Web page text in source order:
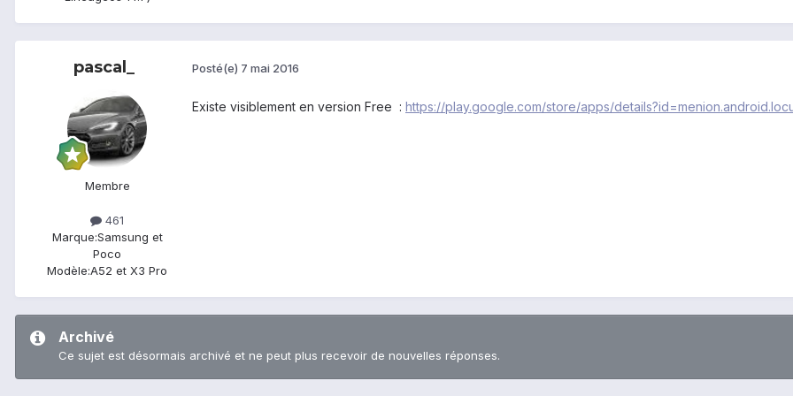
pascal_
Membre
461
Marque:Samsung et
Poco
Modèle:A52 et X3 Pro
Posté(e) 7 mai 2016
Existe visiblement en version Free : https://play.google.com/store/apps/
Archivé
Ce sujet est désormais archivé et ne peut plus recevoir de nouvelles réponses.